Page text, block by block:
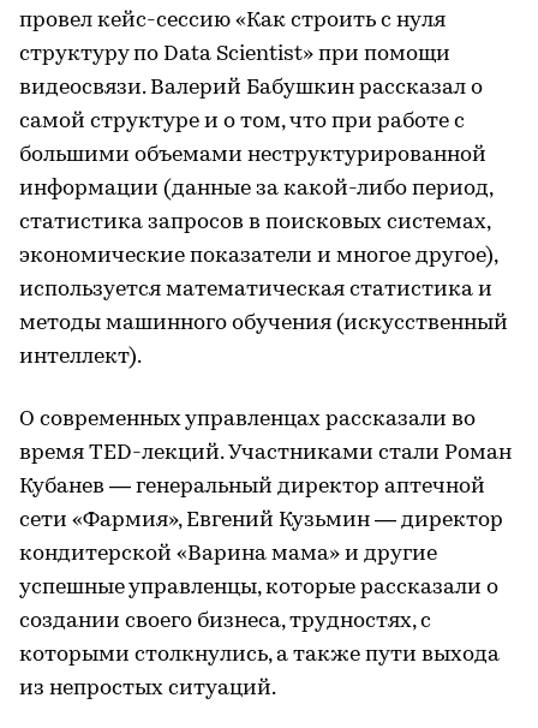
провел кейс-сессию «Как строить с нуля
структуру по Data Scientist» при помощи
видеосвязи. Валерий Бабушкин рассказал о
самой структуре и о том, что при работе с
большими объемами неструктурированной
информации (данные за какой-либо период,
статистика запросов в поисковых системах,
экономические показатели и многое другое),
используется математическая статистика и
методы машинного обучения (искусственный
интеллект).
О современных управленцах рассказали во
время TED-лекций. Участниками стали Роман
Кубанев — генеральный директор аптечной
сети «Фармия», Евгений Кузьмин — директор
кондитерской «Варина мама» и другие
успешные управленцы, которые рассказали о
создании своего бизнеса, трудностях, с
которыми столкнулись, а также пути выхода
из непростых ситуаций.